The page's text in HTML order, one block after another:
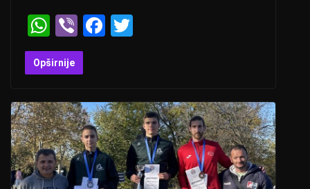
W
h
at
A
p
p
Vi
b
er
F
b
o
o
k
Opširnije